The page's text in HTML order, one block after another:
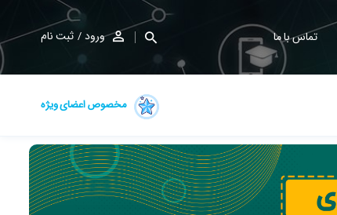
تماس با ما ورود ثبت نام
مخصوص اعضای ویژه